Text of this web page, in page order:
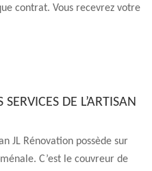
contrat. Vous recevrez votre
DE L’ARTISAN
JL Rénovation possède sur
C’est le couvreur de